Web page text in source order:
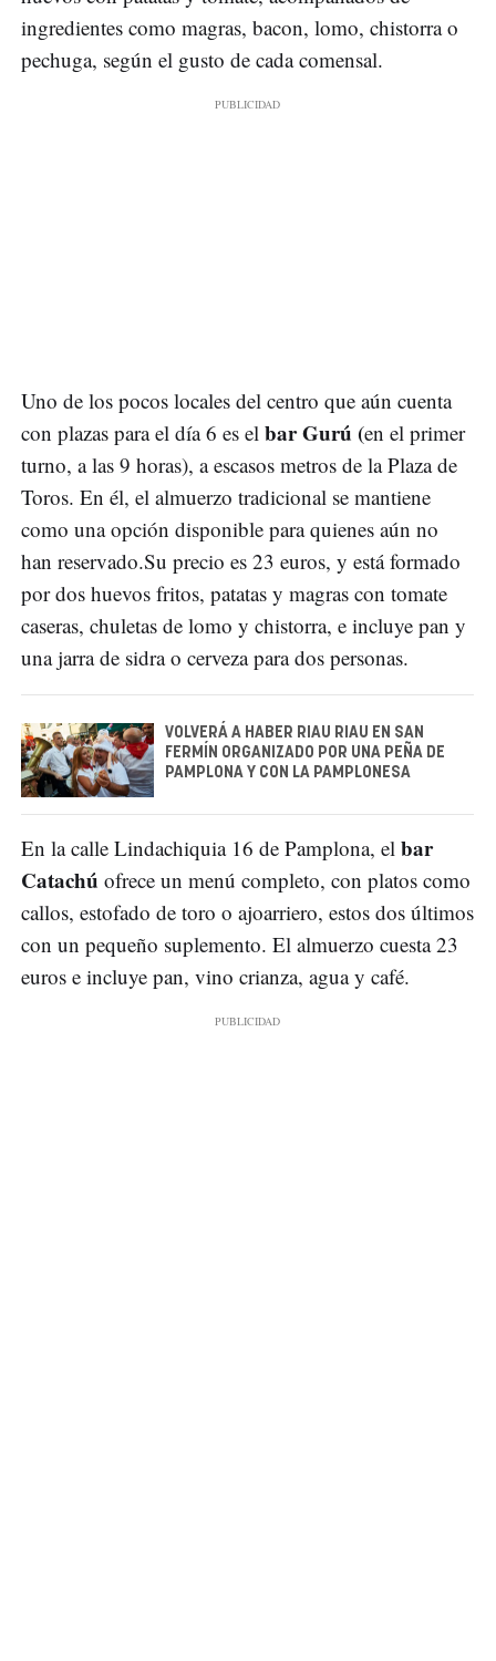
ingredientes como magras, bacon, lomo, chistorra o
pechuga, según el gusto de cada comensal.
Uno de los pocos locales del centro que aún cuenta
con plazas para el día 6 es el bar Gurú (en el primer
turno, a las 9 horas), a escasos metros de la Plaza de
Toros. En él, el almuerzo tradicional se mantiene
como una opción disponible para quienes aún no
han reservado.Su precio es 23 euros, y está formado
por dos huevos fritos, patatas y magras con tomate
caseras, chuletas de lomo y chistorra, e incluye pan y
una jarra de sidra o cerveza para dos personas.
VOLVERÁ A HABER RIAU RIAU EN SAN
FERMÍN ORGANIZADO POR UNA PEÑA DE
PAMPLONA Y CON LA PAMPLONESA
En la calle Lindachiquia 16 de Pamplona, el bar
Catachú ofrece un menú completo, con platos como
callos, estofado de toro o ajoarriero, estos dos últimos
con un pequeño suplemento. El almuerzo cuesta 23
euros e incluye pan, vino crianza, agua y café.